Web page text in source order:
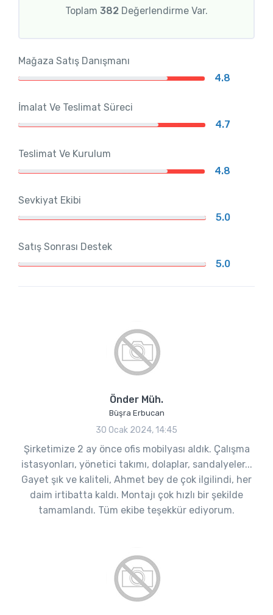
Toplam 382 Değerlendirme Var.
Mağaza Satış Danışmanı
4.8
İmalat Ve Teslimat Süreci
4.7
Teslimat Ve Kurulum
4.8
Sevkiyat Ekibi
5.0
Satış Sonrası Destek
5.0
Önder Müh.
Büşra Erbucan
30 Ocak 2024, 14:45
Şirketimize 2 ay önce ofis mobilyası aldık. Çalışma
istasyonları, yönetici takımı, dolaplar, sandalyeler...
Gayet şık ve kaliteli, Ahmet bey de çok ilgilindi, her
daim irtibatta kaldı. Montajı çok hızlı bir şekilde
tamamlandı. Tüm ekibe teşekkür ediyorum.